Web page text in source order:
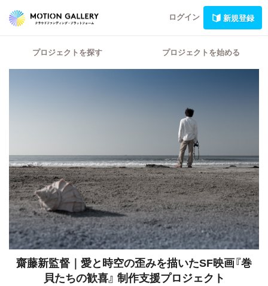
ログイン 新規登録
プロジェクトを探す プロジェクトを始める
齋藤新監督｜愛と時空の歪みを描いたSF映画『巻
貝たちの歓喜』 制作支援プロジェクト